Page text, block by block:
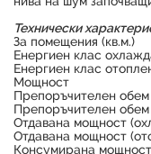
Продуктът е
Технически
За помещения (кв.м.)
Енергиен клас
Енергиен клас
Мощност
Препоръчителен
Препоръчителен обем
Отдавана мощност
Отдавана мощност
Консумирана